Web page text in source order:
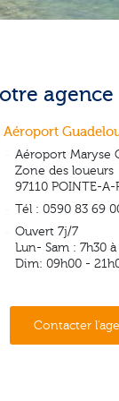
agence
Aéroport
Aéroport Maryse
Zone des loueurs
97110 POINTE-A-
Tél : 0590 83 69
Ouvert 7j/7
Lun- Sam : 7h30
Dim: 09h00 -
Contacter